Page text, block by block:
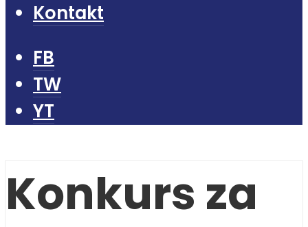
Kontakt
FB
TW
YT
Konkurs za